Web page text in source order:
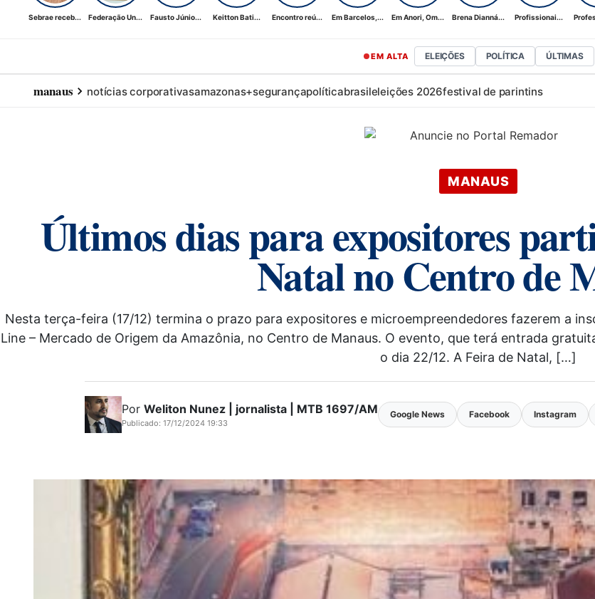
Sebrae receb... Federação Un... Fausto Júnio... Keitton Bati... Encontro reú... Em Barcelos,... Em Anori, Om... Brena Dianná... Profissionai...
EM ALTA ELEIÇÕES POLÍTICA ÚLTIMAS
manaus notícias corporativasamazonas+segurançapolíticabrasileleições 2026festival de parintins
MANAUS
Últimos dias para expositores
Natal no Centro de
Nesta terça-feira (17/12) termina o prazo para expositores e microempreendedores fazerem a
Line – Mercado de Origem da Amazônia, no Centro de Manaus. O evento, que terá entrada
o dia 22/12. A Feira de Natal, […]
Por Weliton Nunez | jornalista | MTB 1697/AM
Publicado: 17/12/2024 19:33
Google News Facebook Instagram